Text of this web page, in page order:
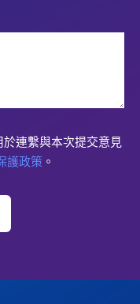
連繫與本次提交意見
護政策 。